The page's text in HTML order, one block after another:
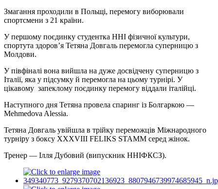
Змагання проходили в Польщі, перемогу виборювали
спортсмени з 21 країни.
У першому поєдинку студентка ННІ фізичної культури,
спортута здоров’я Тетяна Довгаль перемогла суперницю з
Молдови.
Упівфіналі вона вийшла на дуже досвідчену суперницю з
Італії, яка у підсумку й перемогла на цьому турнірі. У
цікавому запеклому поєдинку перемогу віддали італійці.
Наступного дня Тетяна провела спаринг із Болгаркою —
Mehmedova Alessia.
Тетяна Довгаль увійшла в трійку переможців Міжнародного
турніру з боксу XXXVIII FELIKS STAMM серед жінок.
Тренер — Ілля Дубовий (випускник ННІФКСЗ).